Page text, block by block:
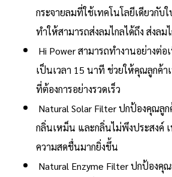
กระจายลมที่ใช้เทคโนโลยีเดียวกับ
ทำให้สามารถส่งลมไกลได้ถึง ส่งลม
Hi Power สามารถทำงานอย่างต่อ
เป็นเวลา 15 นาที ช่วยให้คุณลูกค้
ที่ต้องการอย่างรวดเร็ว
Natural Solar Filter ปกป้องคุณลู
กลิ่นเหม็น และกลิ่นไม่พึงประสงค์
ความสดชื่นมากยิ่งขึ้น
Natural Enzyme Filter ปกป้องคุ